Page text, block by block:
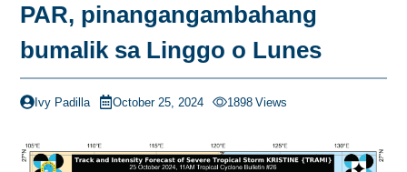
PAR, pinangangambahang
bumalik sa Linggo o Lunes
Ivy Padilla October 25, 2024 1898 Views